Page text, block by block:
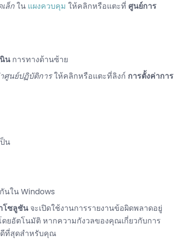
ล็กใน แผงควบคุม ให้คลิกหรือแตะที่ ศูนย์การ
นการทางด้านซ้าย
ศูนย์ปฏิบัติการให้คลิกหรือแตะที่ลิงก์ การตั้งค่าการ
น
นใน Windows
โซลูชันจะเปิดใช้งานการรายงานข้อผิดพลาดอยู่
ยอัตโนมัติ หากความกังวลของคุณเกี่ยวกับการ
ดีที่สุดสำหรับคุณ